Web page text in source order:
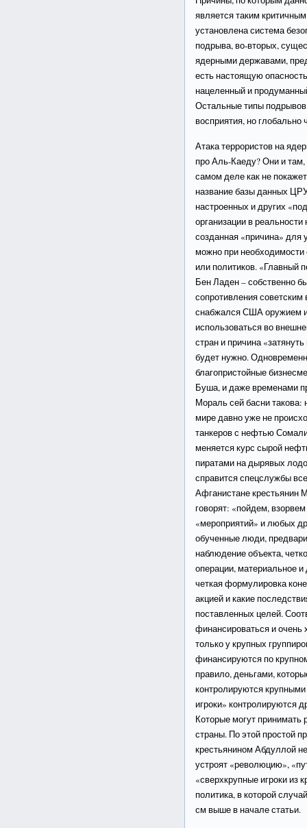
является таким
установлена система
подрыва, во-вторых,
ядерными державами,
есть настоящую
нацеленный и
Остальные типы
восприятия, но глобально
Атака террористов на
про Аль-Каеду? Они и
самом деле как не
название базы данных
настроенных и других
организации в
созданная «причина»
можно при
или политиков. «Главный
Бен Ладен – собственно
сопротивления
снабжался США оружием
использоваться во
стран и причина
будет нужно.
благопристойные
Буша, и даже временами
Мораль сей басни такова:
мире давно уже не
танкеров с нефтью
меняется курс сырой
пиратами на дырявых
справится спецслужбы
Афганистане крестьянин
говорят: «пойдем,
«мероприятий» и любых
обученные люди,
наблюдение объекта,
операции, материальное
четкая формулировка
акцией и какие
поставленных целей.
финансироваться и
только у крупных
финансируются по
правило, деньгами,
контролируются
игроки» контролируются
Которые могут принимать
страны. По этой простой
крестьянином Абдуллой
устроят «революцию»,
«сверхкрупные игроки из
политика, в которой
см выше в начале статьи.